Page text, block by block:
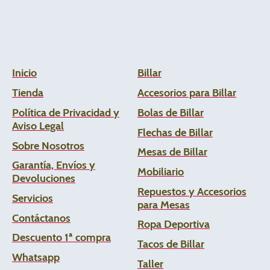
Inicio
Tienda
Política de Privacidad y
Aviso Legal
Sobre Nosotros
Garantía, Envíos y
Devoluciones
Servicios
Contáctanos
Descuento 1ª compra
Whatsapp
Billar
Accesorios para Billar
Bolas de Billar
Flechas de Billar
Mesas de Billar
Mobiliario
Repuestos y Accesorios
para Mesas
Ropa Deportiva
Tacos de Billar
Taller